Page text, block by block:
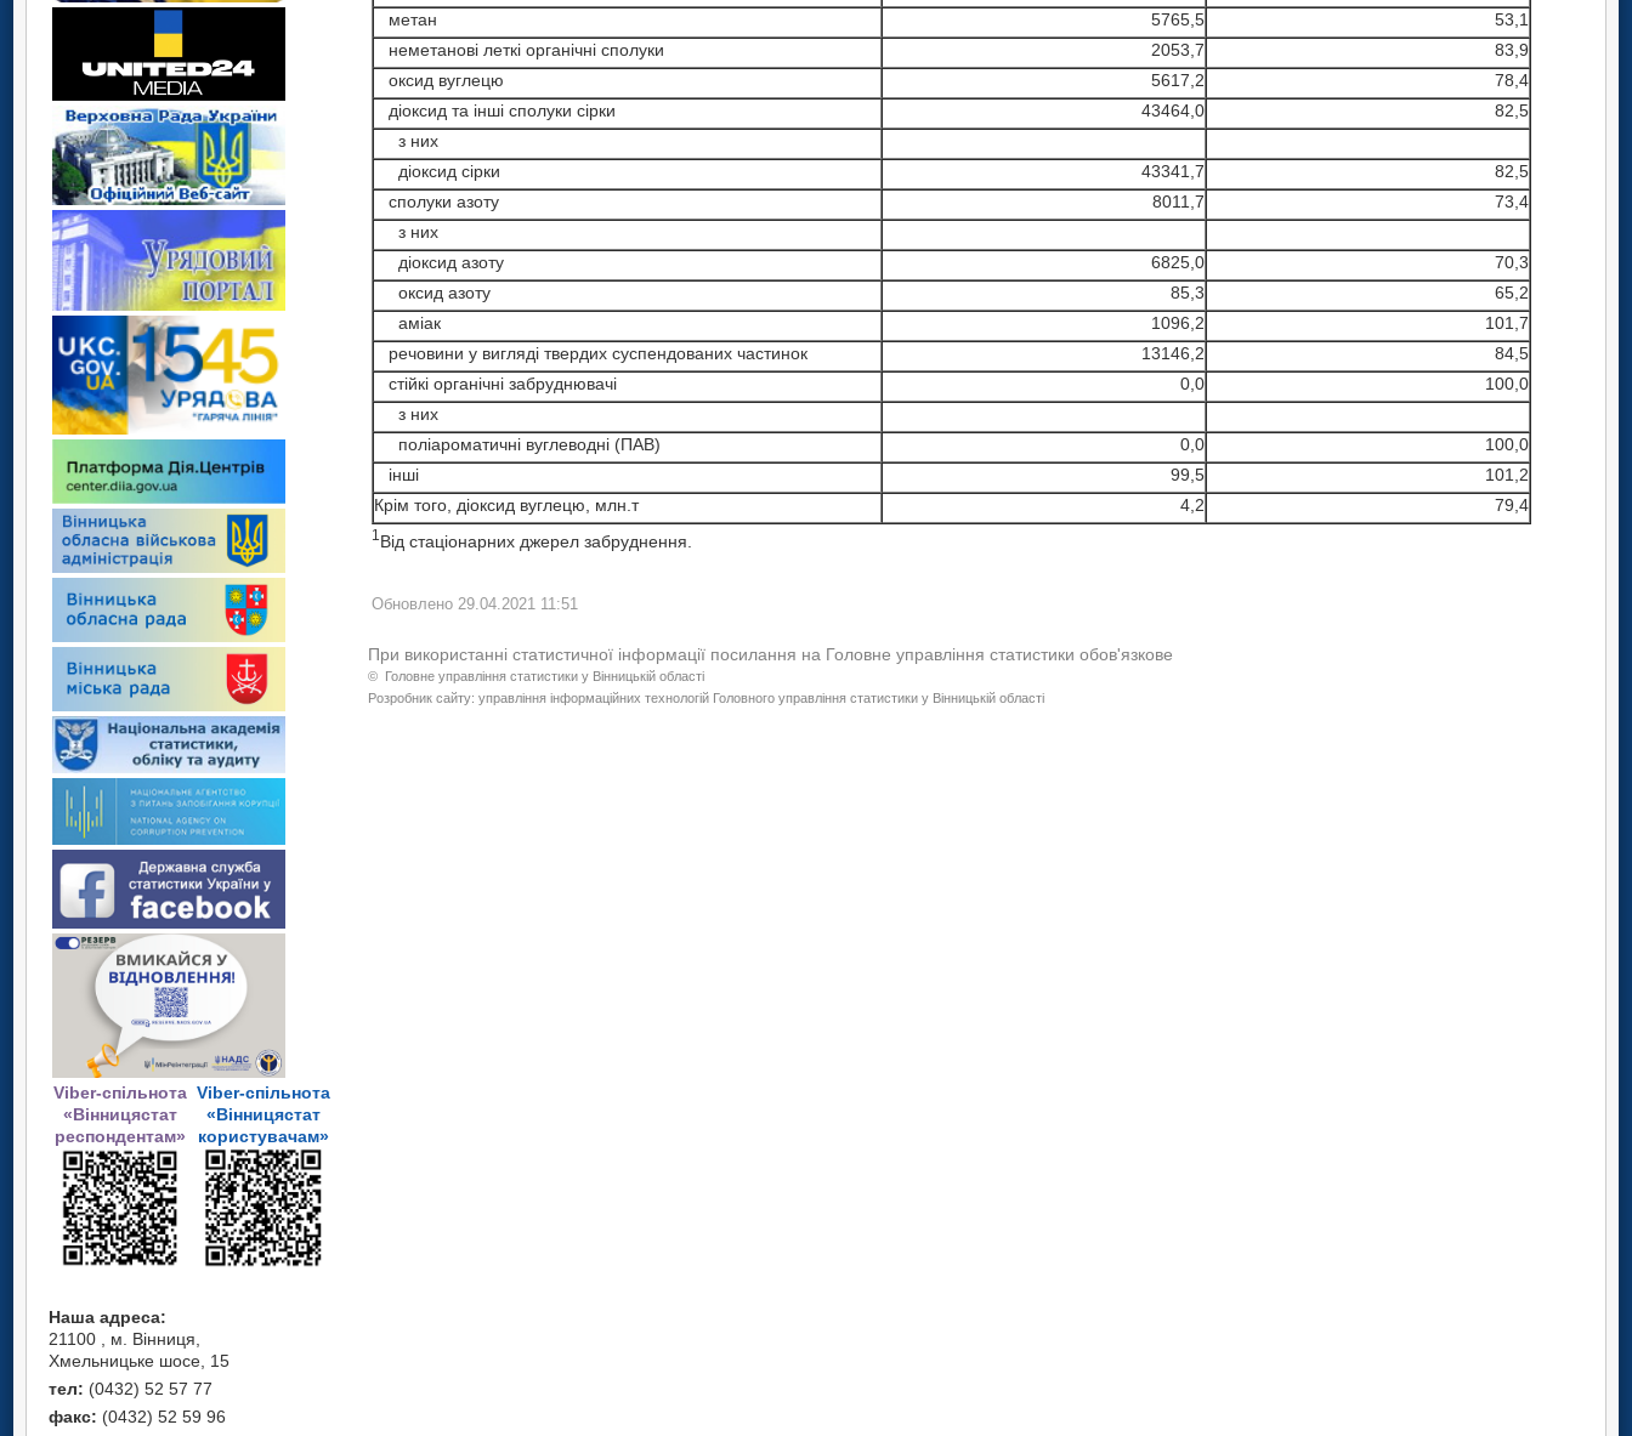
Viber-спільнота
«Вінницястат
респондентам»
Viber-спільнота
«Вінницястат
користувачам»
Наша адреса:
21100 , м. Вінниця,
Хмельницьке шосе, 15
тел: (0432) 52 57 77
факс: (0432) 52 59 96
метан
5765,5
53,1
неметанові леткі органічні сполуки
2053,7
83,9
оксид вуглецю
5617,2
78,4
діоксид та інші сполуки сірки
43464,0
82,5
з них
діоксид сірки
43341,7
82,5
сполуки азоту
8011,7
73,4
з них
діоксид азоту
6825,0
70,3
оксид азоту
85,3
65,2
аміак
1096,2
101,7
речовини у вигляді твердих суспендованих частинок
13146,2
84,5
стійкі органічні забруднювачі
0,0
100,0
з них
поліароматичні вуглеводні (ПАВ)
0,0
100,0
інші
99,5
101,2
Крім того, діоксид вуглецю, млн.т
4,2 79,4
1 Від стаціонарних джерел забруднення.
Обновлено 29.04.2021 11:51
При використанні статистичної інформації посилання на Головне управління статистики обов'язкове
© Головне управління статистики у Вінницькій області
Розробник сайту: управління інформаційних технологій Головного управління статистики у Вінницькій області